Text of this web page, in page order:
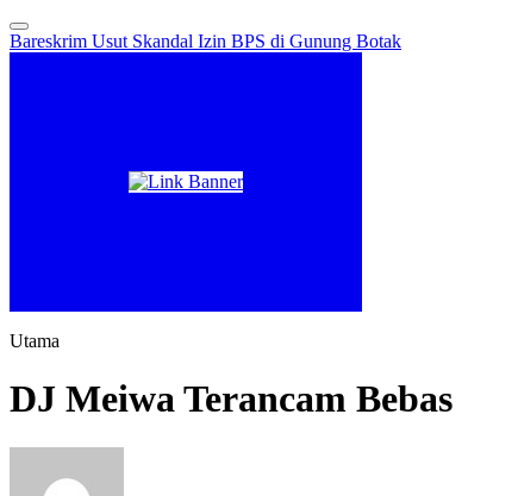
Bareskrim Usut Skandal Izin BPS di Gunung Botak
Utama
DJ Meiwa Terancam Bebas